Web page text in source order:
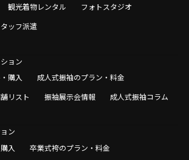
観光着物レンタル
フォトスタジオ
ッフ派遣
ョン
購入
成人式振袖のプラン・料金
リスト
振袖展示会情報 成人式振袖コラム
ン
入
卒業式袴のプラン・料金